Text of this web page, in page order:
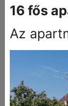
16 fős
Az